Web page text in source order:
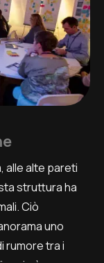
alle alte pareti
struttura ha
Ciò
uno
rumore tra i